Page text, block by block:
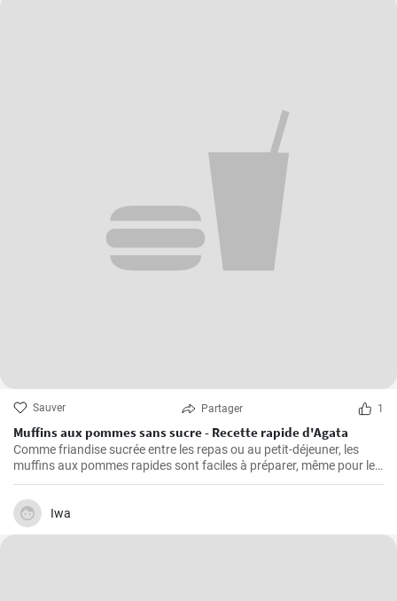
Sauver Partager 1
Muffins aux pommes sans sucre - Recette rapide d'Agata
Comme friandise sucrée entre les repas ou au petit-déjeuner, les
muffins aux pommes rapides sont faciles à préparer, même pour le
petit-déjeuner du week-end. Ils sont délicieux, faciles à préparer et
ne contiennent pas de sucre ajouté.
Iwa